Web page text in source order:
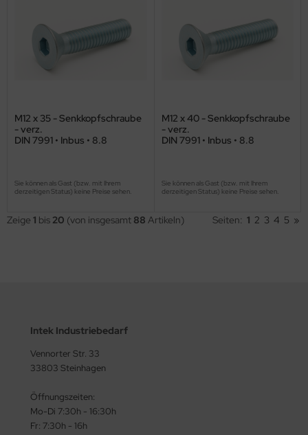
M12 x 35 - Senkkopfschraube
- verz.
DIN 7991 • Inbus • 8.8
Sie können als Gast (bzw. mit Ihrem
derzeitigen Status) keine Preise sehen.
M12 x 40 - Senkkopfschraube
- verz.
DIN 7991 • Inbus • 8.8
Sie können als Gast (bzw. mit Ihrem
derzeitigen Status) keine Preise sehen.
Zeige 1 bis 20 (von insgesamt 88 Artikeln) Seiten: 1 2 3 4 5 »
Intek Industriebedarf
Vennorter Str. 33
33803 Steinhagen
Öffnungszeiten:
Mo-Di 7:30h - 16:30h
Fr: 7:30h - 16h